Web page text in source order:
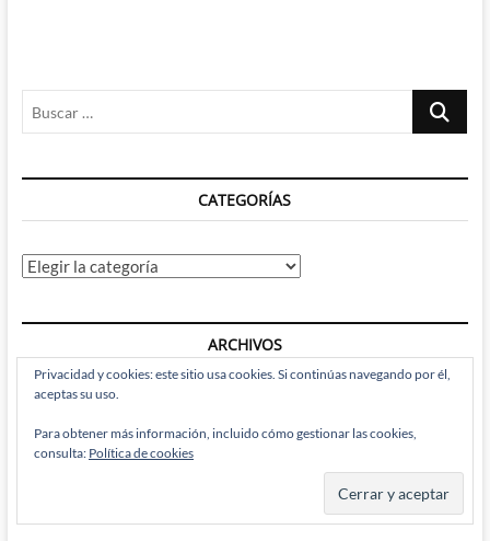
Buscar
CATEGORÍAS
Categorías
ARCHIVOS
RECIBE BRAINSTOMPING POR EMAIL
Privacidad y cookies: este sitio usa cookies. Si continúas navegando por él,
aceptas su uso.
Para obtener más información, incluido cómo gestionar las cookies,
consulta: Política de cookies